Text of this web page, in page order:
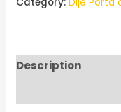
Description